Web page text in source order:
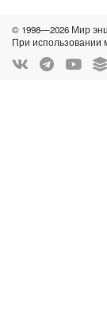
© 1998—2026 Мир
При использовании